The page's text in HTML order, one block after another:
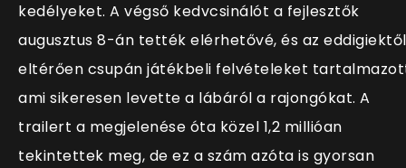
kedélyeket. A végső kedvcsinálót a fejlesztők
augusztus 8-án tették elérhetővé, és az eddigiektől
eltérően csupán játékbeli felvételeket
ami sikeresen levette a lábáról a rajongókat. A
trailert a megjelenése óta közel 1,2 millióan
tekintettek meg, de ez a szám azóta is gyorsan